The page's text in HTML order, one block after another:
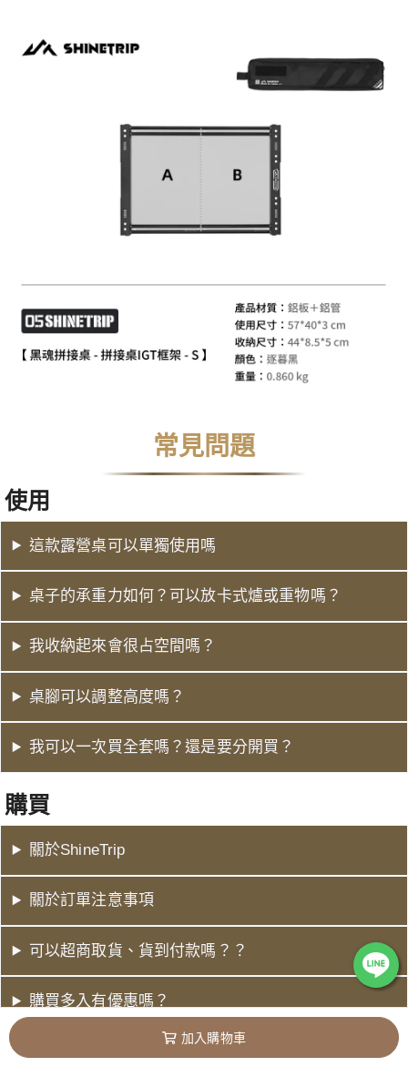
加入購物車
常見問題
使用
這款露營桌可以單獨使用嗎
桌子的承重力如何？可以放卡式爐或重物嗎？
我收納起來會很占空間嗎？
桌腳可以調整高度嗎？
我可以一次買全套嗎？還是要分開買？
購買
關於ShineTrip
關於訂單注意事項
可以超商取貨、貨到付款嗎？？
購買多入有優惠嗎？